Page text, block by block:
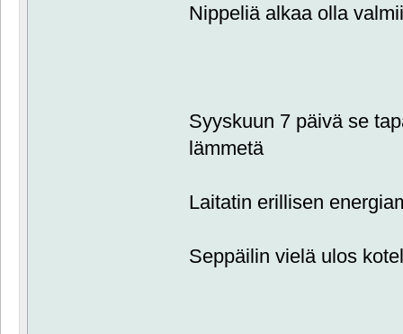
Nippeliä alkaa olla
Syyskuun 7 päivä se
lämmetä
Laitatin erillisen
Seppäilin vielä ulos